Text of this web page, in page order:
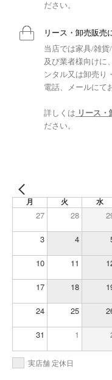
ださい。
リース・卸売販売
当店では家具/雑
及び業者様向けに
ンタル又は卸売り
電話、メールにて
詳しくは リース
ださい。
月 火 水
27 28
3 4
10 11
17 18
24 25
31 1
実店舗 定休日